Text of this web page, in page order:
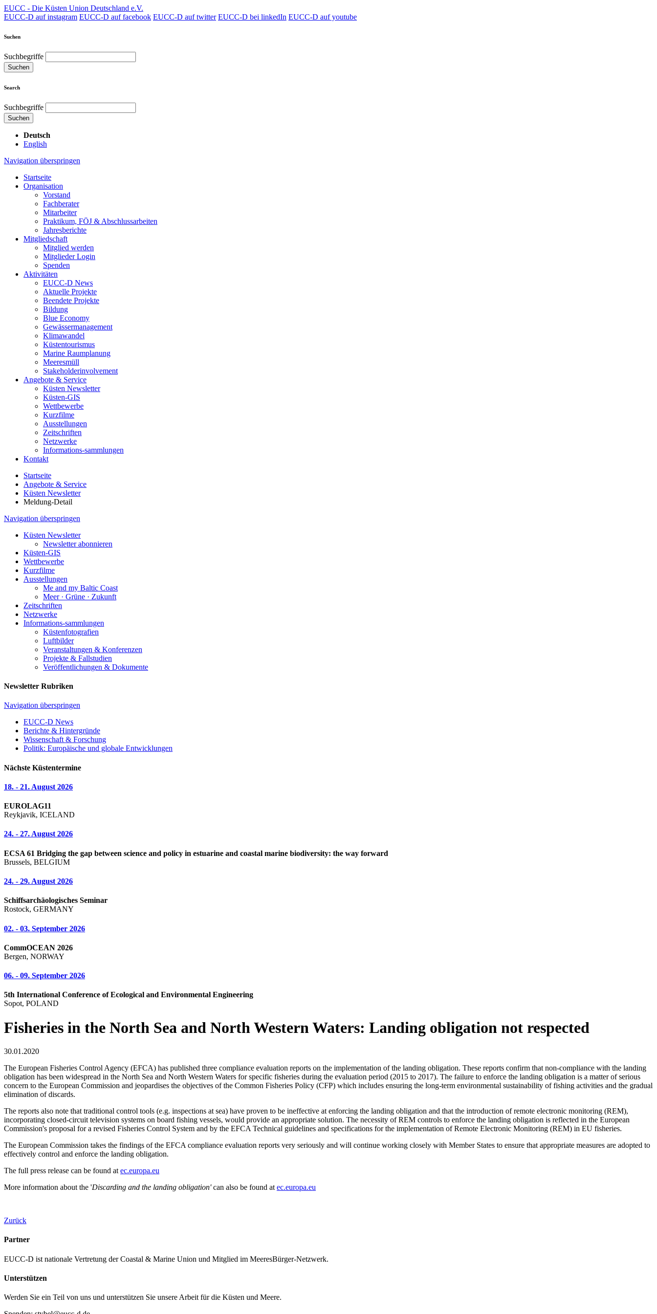
EUCC - Die Küsten Union Deutschland e.V.
EUCC-D auf instagram EUCC-D auf facebook EUCC-D auf twitter EUCC-D bei linkedIn EUCC-D auf youtube
Suchen
Suchbegriffe
Suchen
Search
Suchbegriffe
Suchen
Deutsch
English
Navigation überspringen
Startseite
Organisation
Vorstand
Fachberater
Mitarbeiter
Praktikum, FÖJ & Abschlussarbeiten
Jahresberichte
Mitgliedschaft
Mitglied werden
Mitglieder Login
Spenden
Aktivitäten
EUCC-D News
Aktuelle Projekte
Beendete Projekte
Bildung
Blue Economy
Gewässermanagement
Klimawandel
Küstentourismus
Marine Raumplanung
Meeresmüll
Stakeholderinvolvement
Angebote & Service
Küsten Newsletter
Küsten-GIS
Wettbewerbe
Kurzfilme
Ausstellungen
Zeitschriften
Netzwerke
Informations-sammlungen
Kontakt
Startseite
Angebote & Service
Küsten Newsletter
Meldung-Detail
Navigation überspringen
Küsten Newsletter
Newsletter abonnieren
Küsten-GIS
Wettbewerbe
Kurzfilme
Ausstellungen
Me and my Baltic Coast
Meer · Grüne · Zukunft
Zeitschriften
Netzwerke
Informations-sammlungen
Küstenfotografien
Luftbilder
Veranstaltungen & Konferenzen
Projekte & Fallstudien
Veröffentlichungen & Dokumente
Newsletter Rubriken
Navigation überspringen
EUCC-D News
Berichte & Hintergründe
Wissenschaft & Forschung
Politik: Europäische und globale Entwicklungen
Nächste Küstentermine
18. - 21. August 2026
EUROLAG11
Reykjavik, ICELAND
24. - 27. August 2026
ECSA 61 Bridging the gap between science and policy in estuarine and coastal marine biodiversity: the way forward
Brussels, BELGIUM
24. - 29. August 2026
Schiffsarchäologisches Seminar
Rostock, GERMANY
02. - 03. September 2026
CommOCEAN 2026
Bergen, NORWAY
06. - 09. September 2026
5th International Conference of Ecological and Environmental Engineering
Sopot, POLAND
Fisheries in the North Sea and North Western Waters: Landing obligation not respected
30.01.2020
The European Fisheries Control Agency (EFCA) has published three compliance evaluation reports on the implementation of the landing obligation. These reports confirm that non-compliance with the landing
obligation has been widespread in the North Sea and North Western Waters for specific fisheries during the evaluation period (2015 to 2017). The failure to enforce the landing obligation is a matter of serious
concern to the European Commission and jeopardises the objectives of the Common Fisheries Policy (CFP) which includes ensuring the long-term environmental sustainability of fishing activities and the gradual
elimination of discards.
The reports also note that traditional control tools (e.g. inspections at sea) have proven to be ineffective at enforcing the landing obligation and that the introduction of remote electronic monitoring (REM),
incorporating closed-circuit television systems on board fishing vessels, would provide an appropriate solution. The necessity of REM controls to enforce the landing obligation is reflected in the European
Commission's proposal for a revised Fisheries Control System and by the EFCA Technical guidelines and specifications for the implementation of Remote Electronic Monitoring (REM) in EU fisheries.
The European Commission takes the findings of the EFCA compliance evaluation reports very seriously and will continue working closely with Member States to ensure that appropriate measures are adopted to
effectively control and enforce the landing obligation.
The full press release can be found at ec.europa.eu
More information about the 'Discarding and the landing obligation'can also be found at ec.europa.eu
Zurück
Partner
EUCC-D ist nationale Vertretung der Coastal & Marine Union und Mitglied im MeeresBürger-Netzwerk.
Unterstützen
Werden Sie ein Teil von uns und unterstützen Sie unsere Arbeit für die Küsten und Meere.